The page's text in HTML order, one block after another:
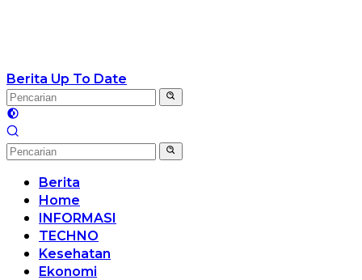
Berita Up To Date
Berita
Home
INFORMASI
TECHNO
Kesehatan
Ekonomi